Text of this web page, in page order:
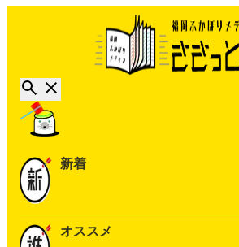
新着
オススメ